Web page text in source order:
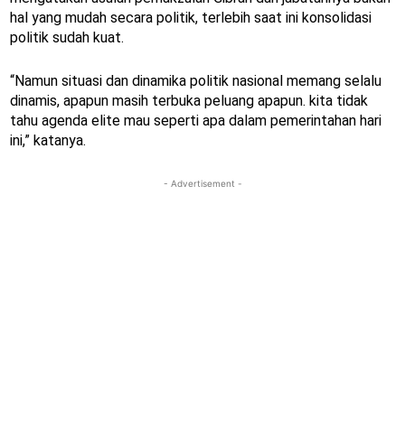
hal yang mudah secara politik, terlebih saat ini konsolidasi
politik sudah kuat.
“Namun situasi dan dinamika politik nasional memang selalu
dinamis, apapun masih terbuka peluang apapun. kita tidak
tahu agenda elite mau seperti apa dalam pemerintahan hari
ini,” katanya.
- Advertisement -